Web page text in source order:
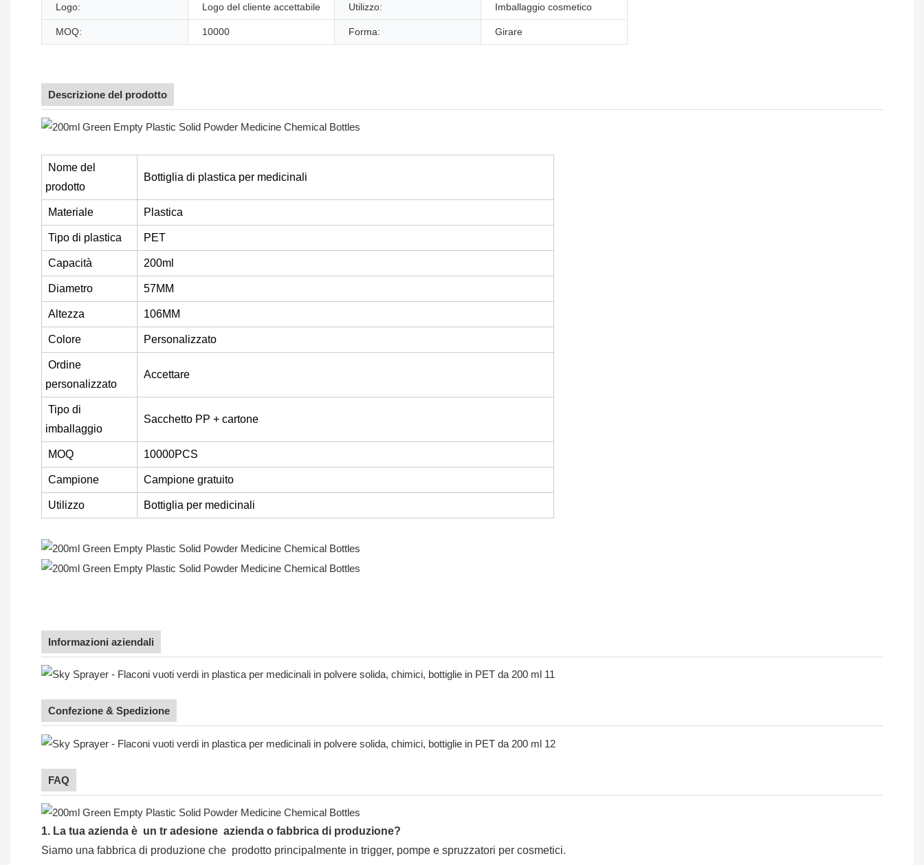
Logo: Logo del cliente accettabile Utilizzo: Imballaggio cosmetico
MOQ: 10000 Forma: Girare
Descrizione del prodotto
Nome del
prodotto
Bottiglia di plastica per medicinali
Materiale Plastica
Tipo di plastica PET
Capacità 200ml
Diametro 57MM
Altezza 106MM
Colore Personalizzato
Ordine
personalizzato
Accettare
Tipo di
imballaggio
Sacchetto PP + cartone
MOQ 10000PCS
Campione Campione gratuito
Utilizzo Bottiglia per medicinali
Informazioni aziendali
Confezione & Spedizione
FAQ
1. La tua azienda è un tr adesione azienda o fabbrica di produzione?
Siamo una fabbrica di produzione che prodotto principalmente in trigger, pompe e spruzzatori per cosmetici.